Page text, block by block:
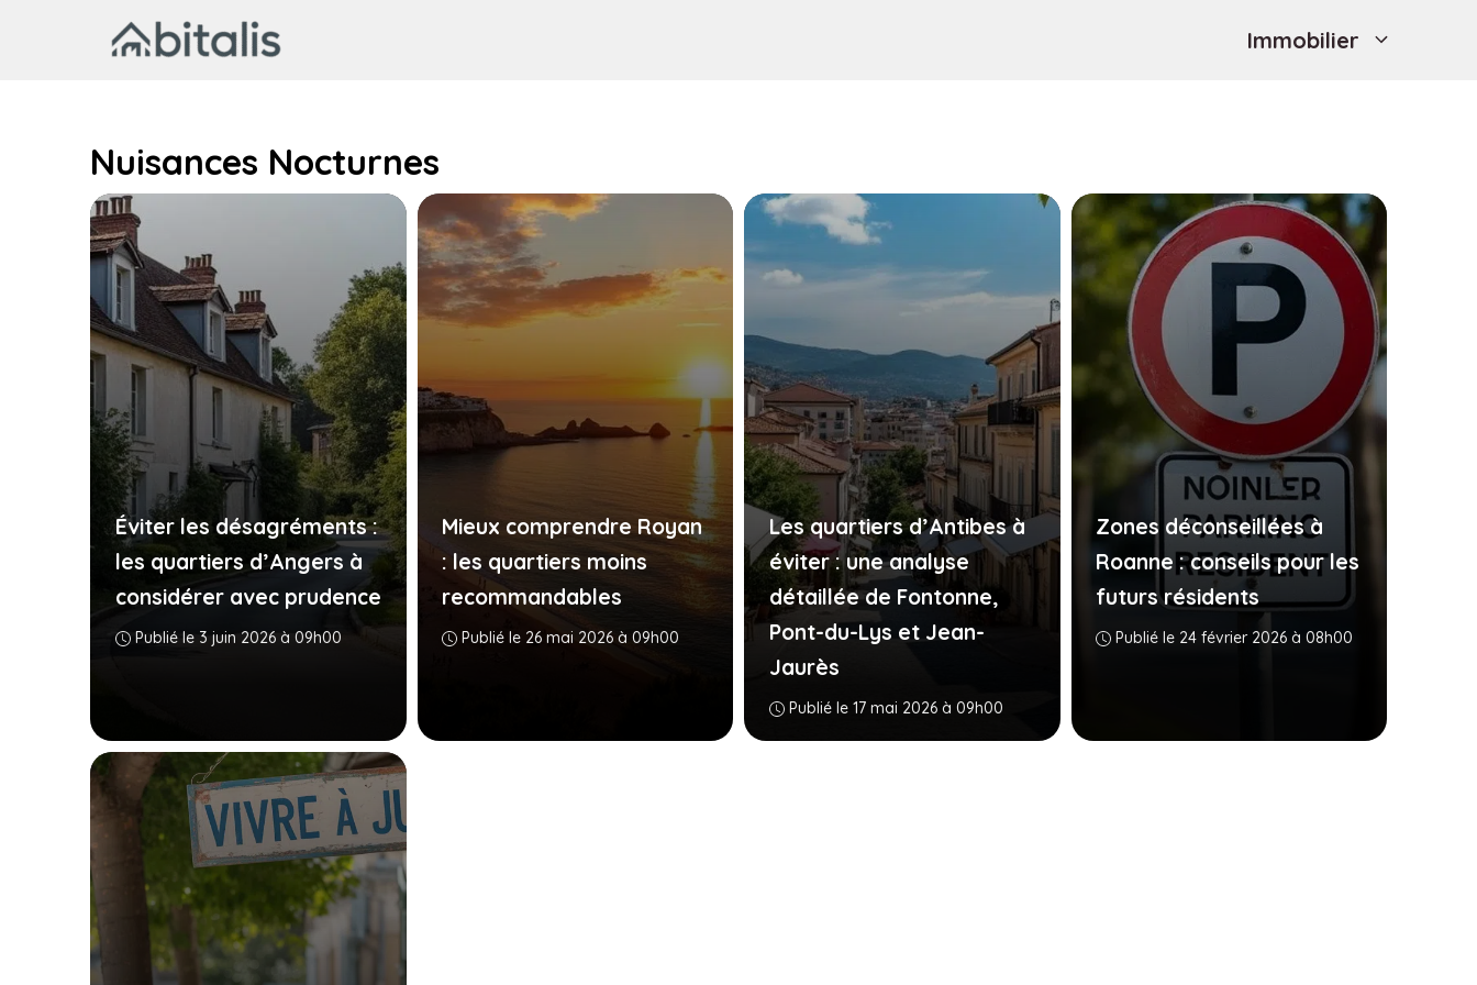
Immobilier
Nuisances Nocturnes
Éviter les désagréments :
les quartiers d’Angers à
considérer avec prudence
Publié le 3 juin 2026 à 09h00
Mieux comprendre Royan
: les quartiers moins
recommandables
Publié le 26 mai 2026 à 09h00
Les quartiers d’Antibes à
éviter : une analyse
détaillée de Fontonne,
Pont-du-Lys et Jean-
Jaurès
Publié le 17 mai 2026 à 09h00
Zones déconseillées à
Roanne : conseils pour les
futurs résidents
Publié le 24 février 2026 à 08h00